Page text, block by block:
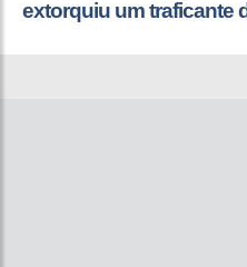
extorquiu um traficante